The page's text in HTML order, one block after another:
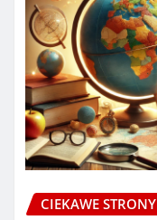
CIEKAWE STRONY